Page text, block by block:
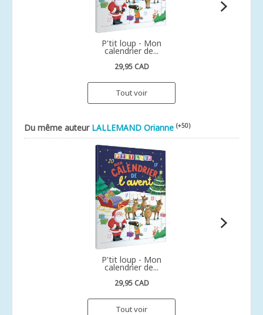
P'tit loup - Mon
calendrier de...
29,95 CAD
Tout voir
Du même auteur LALLEMAND Orianne (+50)
P'tit loup - Mon
calendrier de...
29,95 CAD
Tout voir